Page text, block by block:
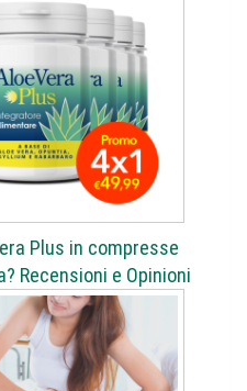
Plus in compresse
Recensioni e Opinioni